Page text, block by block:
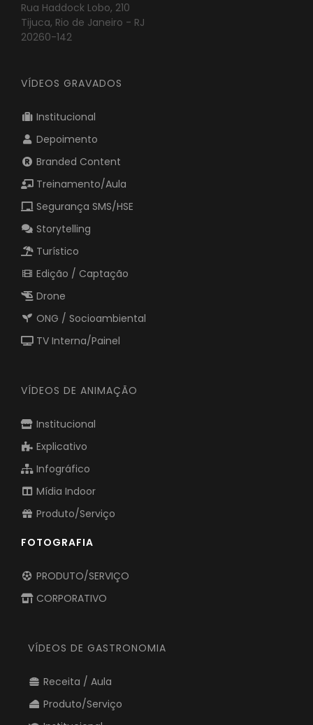
Rua Haddock Lobo, 210
Tijuca, Rio de Janeiro - RJ
20260-142
VÍDEOS GRAVADOS
Institucional
Depoimento
Branded Content
Treinamento/Aula
Segurança SMS/HSE
Storytelling
Turístico
Edição / Captação
Drone
ONG / Socioambiental
TV Interna/Painel
VÍDEOS DE ANIMAÇÃO
Institucional
Explicativo
Infográfico
Mídia Indoor
Produto/Serviço
FOTOGRAFIA
PRODUTO/SERVIÇO
CORPORATIVO
VÍDEOS DE GASTRONOMIA
Receita / Aula
Produto/Serviço